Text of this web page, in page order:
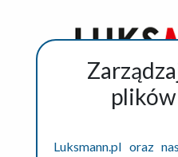
Luksmann.pl oraz